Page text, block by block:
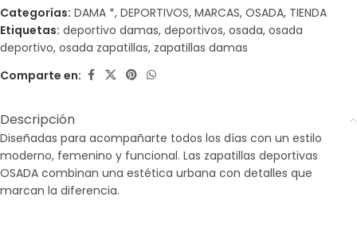
Categorías: DAMA *, DEPORTIVOS, MARCAS, OSADA, TIENDA
Etiquetas: deportivo damas, deportivos, osada, osada
deportivo, osada zapatillas, zapatillas damas
Comparte en:
Descripción
Diseñadas para acompañarte todos los días con un estilo
moderno, femenino y funcional. Las zapatillas deportivas
OSADA combinan una estética urbana con detalles que
marcan la diferencia.